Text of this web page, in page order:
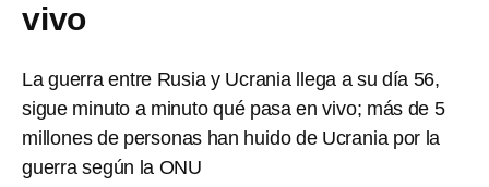
vivo
La guerra entre Rusia y Ucrania llega a su día 56,
sigue minuto a minuto qué pasa en vivo; más de 5
millones de personas han huido de Ucrania por la
guerra según la ONU